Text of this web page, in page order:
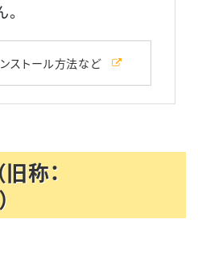
ンストール方法など
称：